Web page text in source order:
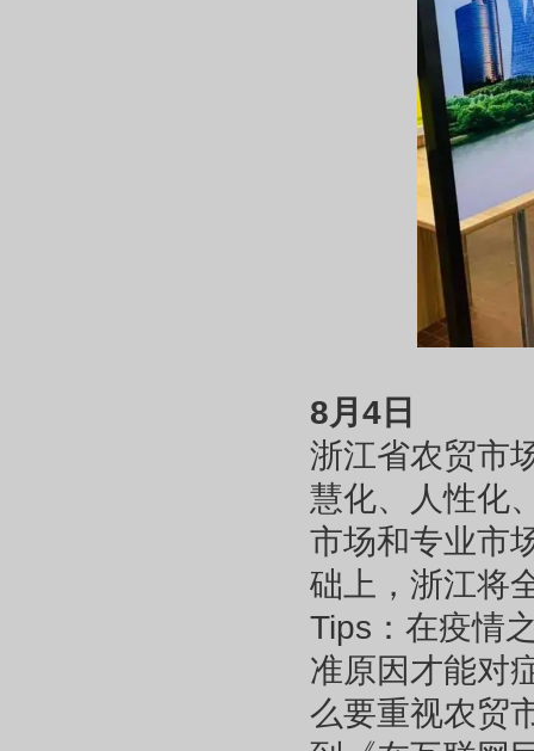
8月4日
浙江省农贸市
慧化、人性化
市场和专业市
础上，浙江将
Tips：在疫情
准原因才能对
么要重视农贸